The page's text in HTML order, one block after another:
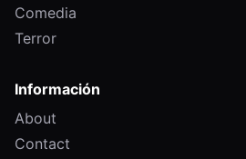
Comedia
Terror
Información
About
Contact